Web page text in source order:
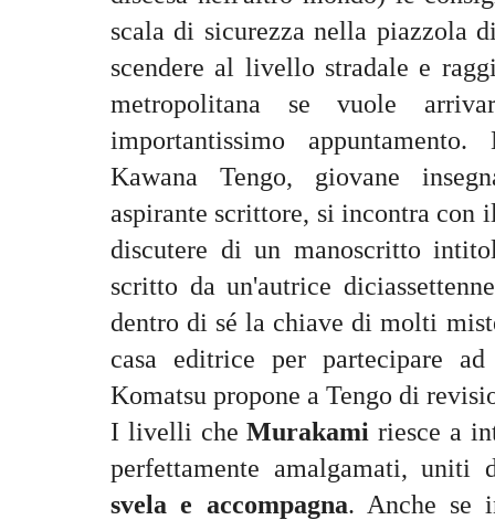
scala di sicurezza nella piazzola
scendere al livello stradale e
metropolitana se vuole
importantissimo
Kawana Tengo, giovane
aspirante scrittore, si incontra con
discutere di un manoscritto
scritto da un'autrice
dentro di sé la chiave di molti
casa editrice per partecipare
Komatsu propone a Tengo di
I livelli cheMurakami riesce a
perfettamente amalgamati,
svela e accompagna. Anche se